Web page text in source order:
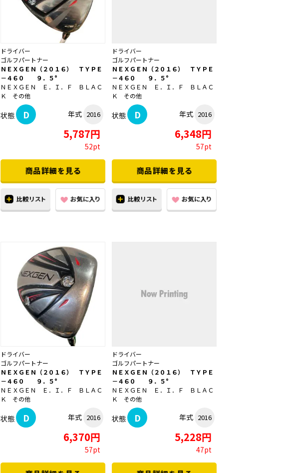
ドライバー
ゴルフパートナー
ＮＥＸＧＥＮ（２０１６） ＴＹＰＥ
－４６０ ９．５°
ＮＥＸＧＥＮ Ｅ．Ｉ．Ｆ ＢＬＡＣ
Ｋ その他
状態 D 年式 2016
5,787円
52pt
ドライバー
ゴルフパートナー
ＮＥＸＧＥＮ（２０１６） ＴＹＰＥ
－４６０ ９．５°
ＮＥＸＧＥＮ Ｅ．Ｉ．Ｆ ＢＬＡＣ
Ｋ その他
状態 D 年式 2016
6,348円
57pt
ドライバー
ゴルフパートナー
ＮＥＸＧＥＮ（２０１６） ＴＹＰＥ
－４６０ ９．５°
ＮＥＸＧＥＮ Ｅ．Ｉ．Ｆ ＢＬＡＣ
Ｋ その他
状態 D 年式 2016
6,370円
57pt
ドライバー
ゴルフパートナー
ＮＥＸＧＥＮ（２０１６） ＴＹＰＥ
－４６０ ９．５°
ＮＥＸＧＥＮ Ｅ．Ｉ．Ｆ ＢＬＡＣ
Ｋ その他
状態 D 年式 2016
5,228円
47pt